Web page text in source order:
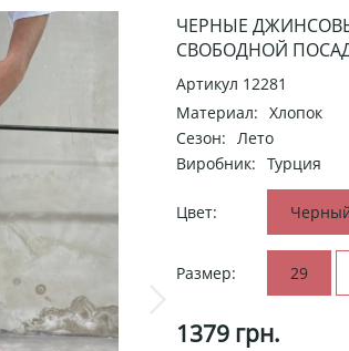
ЧЕРНЫЕ
СВОБОДНОЙ
Артикул 12281
Материал: Хлопок
Сезон: Лето
Виробник: Турция
Цвет:
Размер: 29
1379 грн.